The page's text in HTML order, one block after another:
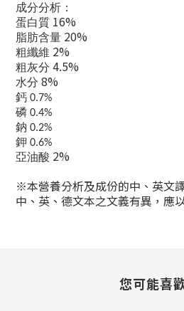
成分分析：
蛋白質 16%
脂肪含量 20%
粗纖維 2%
粗灰分 4.5%
水分 8%
鈣 0.7%
磷 0.4%
鈉 0.2%
鉀 0.6%
亞油酸 2%
※本營養分析及成份的中、英文
中、英、德文本之文義有異，應
您可能喜